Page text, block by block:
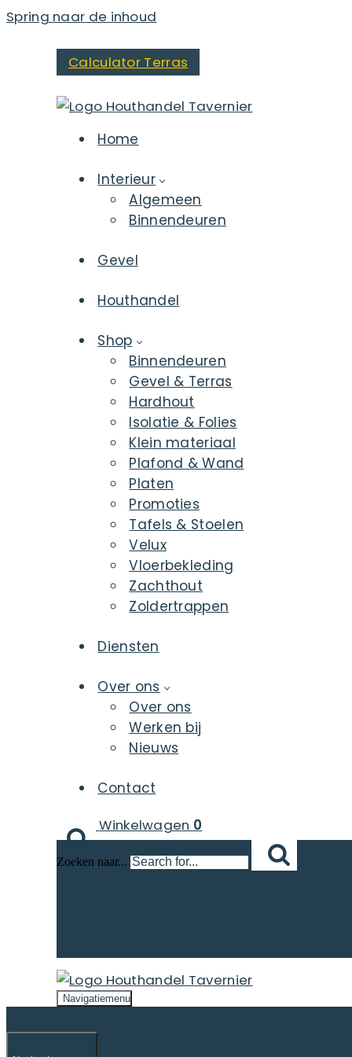
Spring naar de inhoud
Calculator Terras
Home
Interieur
Algemeen
Binnendeuren
Gevel
Houthandel
Shop
Binnendeuren
Gevel & Terras
Hardhout
Isolatie & Folies
Klein materiaal
Plafond & Wand
Platen
Promoties
Tafels & Stoelen
Velux
Vloerbekleding
Zachthout
Zoldertrappen
Diensten
Over ons
Over ons
Werken bij
Nieuws
Contact
Winkelwagen 0
Zoeken naar...
Navigatiemenu